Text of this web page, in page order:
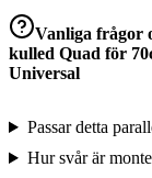
Vanliga frågor
kulled Quad för
Universal
Passar detta
Hur svår är